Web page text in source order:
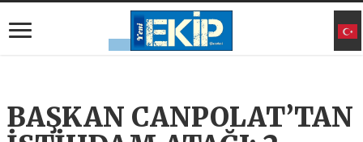
BAŞKAN CANPOLAT’TAN